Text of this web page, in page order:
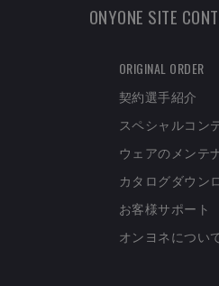
ONYONE SITE
ORIGINAL ORDER
契約選手紹介
スペシャルコン
ウェアのメンテ
カタログダウン
お客様サポート
オンヨネについ